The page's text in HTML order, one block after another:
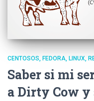
CENTOSOS FEDORA LINUX
Saber si mi
a Dirty Cow